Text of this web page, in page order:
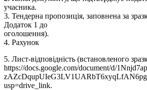
учасника.
3. Тендерна пропозиція, заповнена за
Додаток 1 до
оголошення).
4. Рахунок
5. Лист-відповідність (встановленого
https://docs.google.com/document/d/
usp=drive_link.